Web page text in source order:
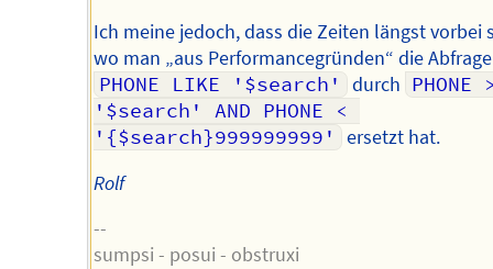
Ich meine jedoch, dass die Zeiten längst vorbei
wo man „aus Performancegründen“ die Abfrage
PHONE LIKE '$search'
durch PHONE
'$search' AND PHONE <
'{$search}999999999'
ersetzt hat.
Rolf
--
sumpsi - posui - obstruxi